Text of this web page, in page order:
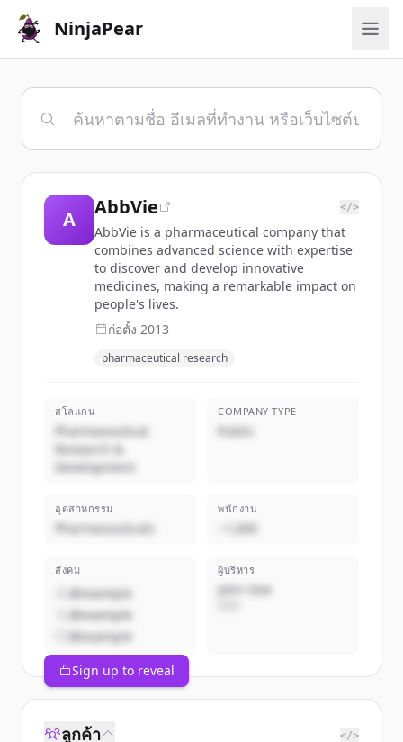
NinjaPear
A
AbbVie </>
AbbVie is a pharmaceutical company that
combines advanced science with expertise
to discover and develop innovative
medicines, making a remarkable impact on
people's lives.
ก่อตั้ง 2013
pharmaceutical research
สโลแกน
Pharmaceutical
Research &
Development
COMPANY TYPE
Public
อุตสาหกรรม
Pharmaceuticals
พนักงาน
~1,000
สังคม
@example
@example
@example
ผู้บริหาร
John Doe
Sign up to reveal
ลูกค้า </>